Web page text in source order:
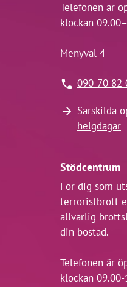
Telefonen är
klockan
Menyval 4
090-70 82
Särskilda
helgdagar
Stödcentrum
För dig som
terroristbrott
allvarlig
din bostad.
Telefonen är
klockan 09.00-